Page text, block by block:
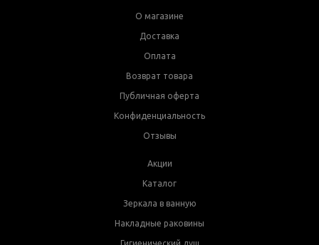
О магазине
Доставка
Оплата
Возврат товара
Публичная оферта
Конфиденциальность
Отзывы
Акции
Каталог
Зеркала в ванную
Накладные раковины